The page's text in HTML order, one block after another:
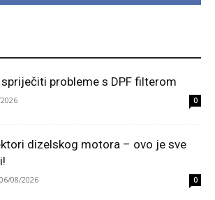
probleme s DPF filterom
0
dizelskog motora – ovo je sve
06/08/2026 0